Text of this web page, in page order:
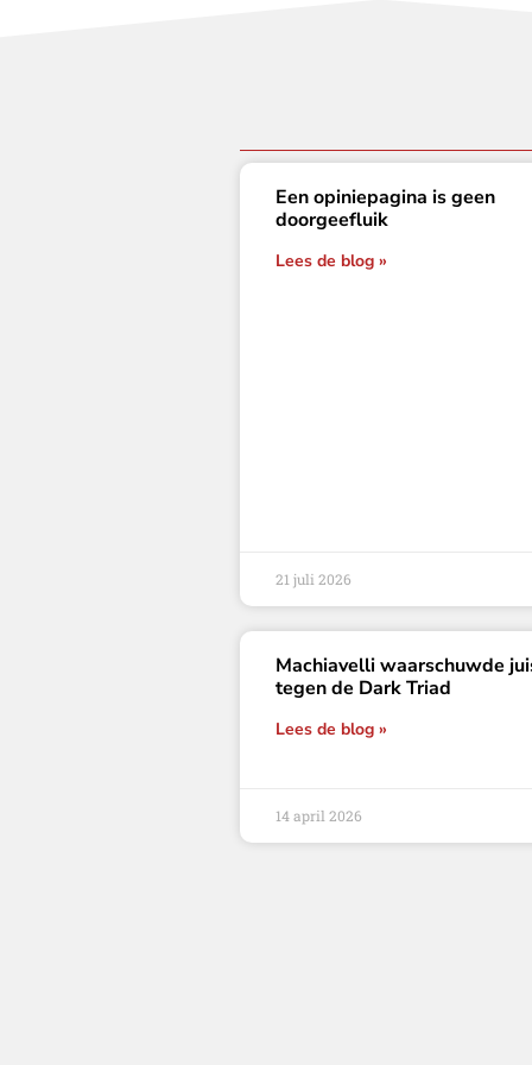
Een opiniepagina is geen
doorgeefluik
Lees de blog »
21 juli 2026
Machiavelli waarschuwde
tegen de Dark Triad
Lees de blog »
14 april 2026